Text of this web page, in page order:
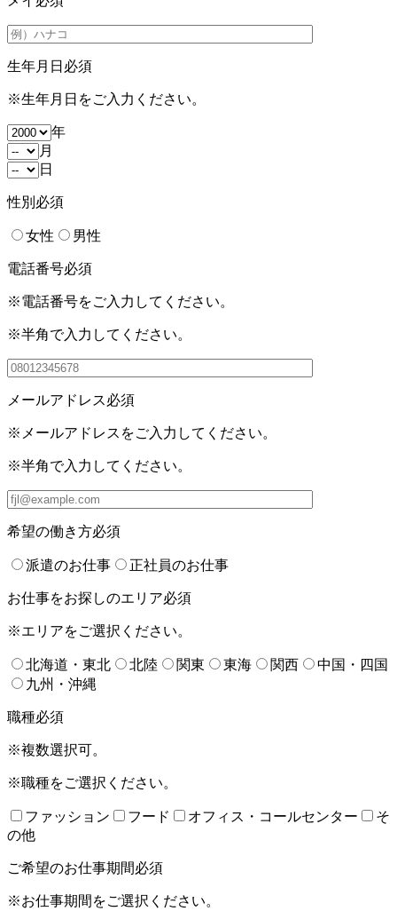
生年月日 必須
※生年月日をご入力ください。
年
月
日
性別 必須
女性 男性
電話番号必須
※電話番号をご入力してください。
※半角で入力してください。
メールアドレス必須
※メールアドレスをご入力してください。
※半角で入力してください。
希望の働き方必須
派遣のお仕事 正社員のお仕事
お仕事をお探しのエリア必須
※エリアをご選択ください。
北海道・東北 北陸 関東 東海 関西
中国・四国
九州・沖縄
職種必須
※複数選択可。
※職種をご選択ください。
ファッション フード オフィス・コールセンター
そ
の他
ご希望のお仕事期間必須
※お仕事期間をご選択ください。